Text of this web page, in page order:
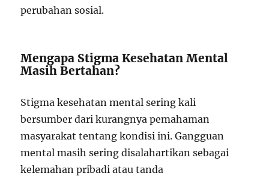
perubahan sosial.
Mengapa Stigma Kesehatan Mental
Masih Bertahan?
Stigma kesehatan mental sering kali
bersumber dari kurangnya pemahaman
masyarakat tentang kondisi ini. Gangguan
mental masih sering disalahartikan sebagai
kelemahan pribadi atau tanda